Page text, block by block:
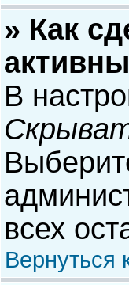
» Как
В
всех
Вернуться